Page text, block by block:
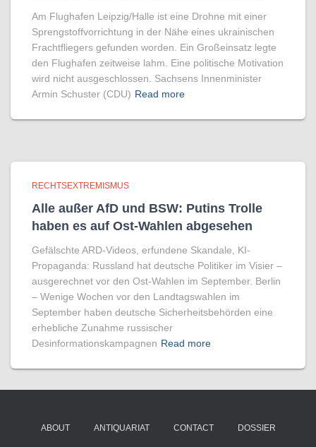
Am Flughafen Leipzig/Halle ist eine Drohne mit einer
Sprengstoffvorrichtung in der Nähe eines ukrainischen
Frachtfliegers gefunden worden. Ein Großeinsatz legte
den Flughafen zeitweise lahm. Eine politische Motivation
wird nicht ausgeschlossen. Sachsens Innenminister
Armin Schuster (CDU) Read more
RECHTSEXTREMISMUS
Alle außer AfD und BSW: Putins Trolle
haben es auf Ost-Wahlen abgesehen
Gefälschte ARD-Videos, erfundene Skandale, KI-
Propaganda: Russland hat deutsche Politiker im Visier –
ausgerechnet vor den Ost-Wahlen im September. Berlin
– Wenige Wochen vor den Landtagswahlen im
September haben deutsche Sicherheitsbehörden eine
erhebliche Zunahme russischer
Desinformationskampagnen Read more
ABOUT ANTIQUARIAT CONTACT DOSSIER